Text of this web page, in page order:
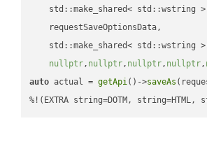
std::make_shared< std::wstring
    requestSaveOptionsData,
std::make_shared< std::wstring
nullptr, nullptr, nullptr, nullptr,
auto actual = getApi()->saveAs
%!(EXTRA string=DOTM, string=HTML,